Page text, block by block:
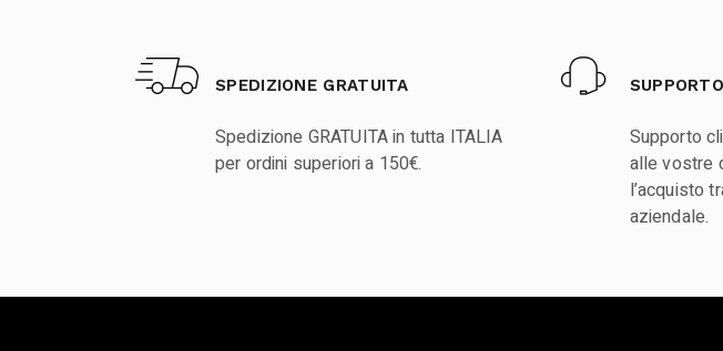
SPEDIZIONE GRATUITA
Spedizione GRATUITA in tutta ITALIA
per ordini superiori a 150€.
Supporto
alle vostre
l’acquisto
aziendale.